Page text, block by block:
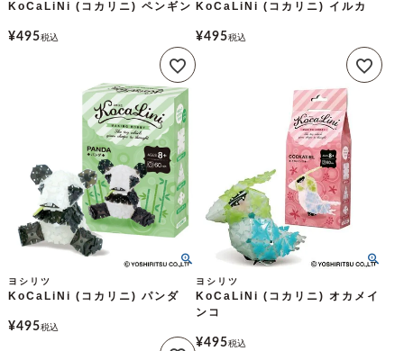
KoCaLiNi (コカリニ) ペンギン
¥495税込
KoCaLiNi (コカリニ) イルカ
¥495税込
ヨシリツ
KoCaLiNi (コカリニ) パンダ
¥495税込
ヨシリツ
KoCaLiNi (コカリニ) オカメイ
ンコ
¥495税込